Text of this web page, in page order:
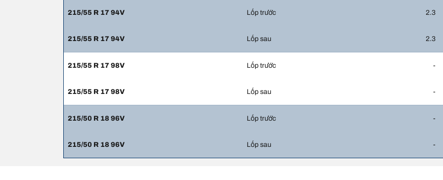
215/55 R 17 94V Lốp trước 2.3
215/55 R 17 94V Lốp sau 2.3
215/55 R 17 98V Lốp trước -
215/55 R 17 98V Lốp sau -
215/50 R 18 96V Lốp trước -
215/50 R 18 96V Lốp sau -